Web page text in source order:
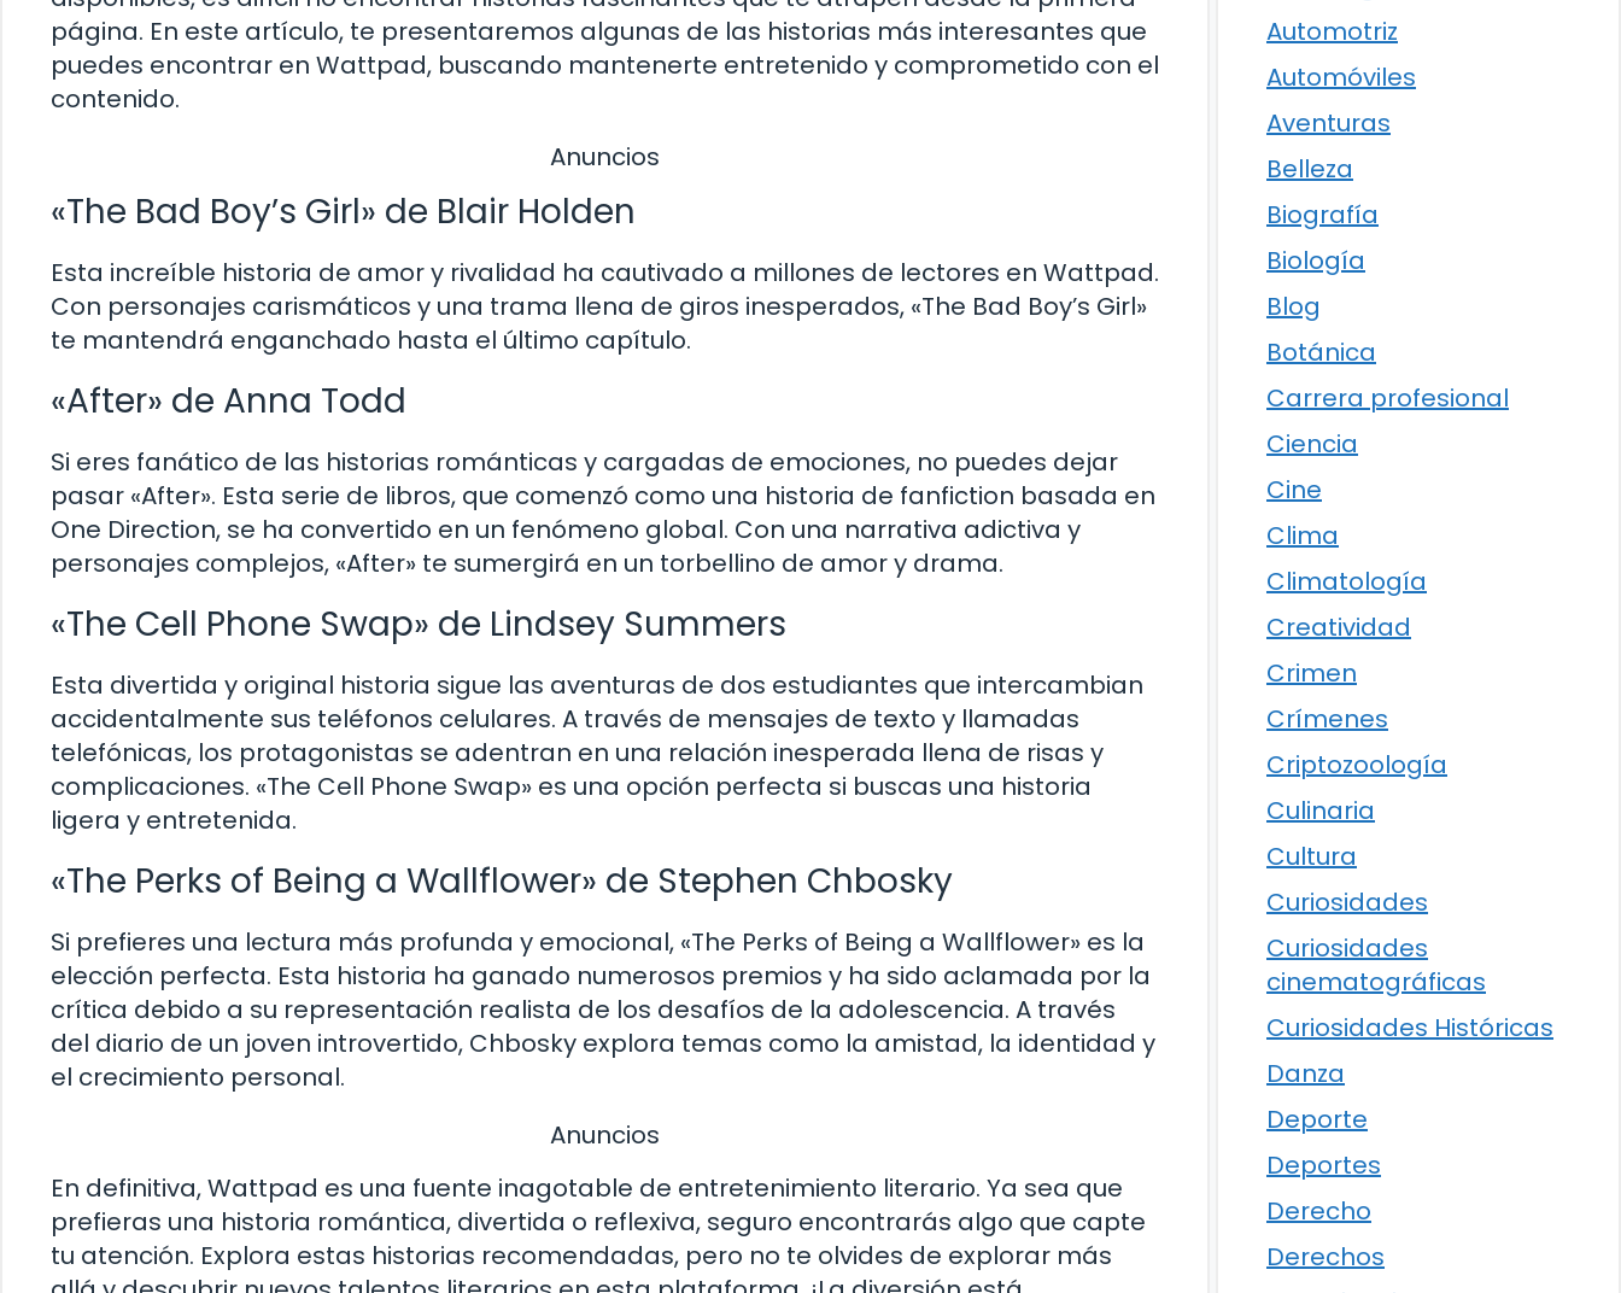
página. En este artículo, te presentaremos algunas de las historias más interesantes que
puedes encontrar en Wattpad, buscando mantenerte entretenido y comprometido con el
contenido.
Anuncios
«The Bad Boy’s Girl» de Blair Holden
Esta increíble historia de amor y rivalidad ha cautivado a millones de lectores en Wattpad.
Con personajes carismáticos y una trama llena de giros inesperados, «The Bad Boy’s Girl»
te mantendrá enganchado hasta el último capítulo.
«After» de Anna Todd
Si eres fanático de las historias románticas y cargadas de emociones, no puedes dejar
pasar «After». Esta serie de libros, que comenzó como una historia de fanfiction basada en
One Direction, se ha convertido en un fenómeno global. Con una narrativa adictiva y
personajes complejos, «After» te sumergirá en un torbellino de amor y drama.
«The Cell Phone Swap» de Lindsey Summers
Esta divertida y original historia sigue las aventuras de dos estudiantes que intercambian
accidentalmente sus teléfonos celulares. A través de mensajes de texto y llamadas
telefónicas, los protagonistas se adentran en una relación inesperada llena de risas y
complicaciones. «The Cell Phone Swap» es una opción perfecta si buscas una historia
ligera y entretenida.
«The Perks of Being a Wallflower» de Stephen Chbosky
Si prefieres una lectura más profunda y emocional, «The Perks of Being a Wallflower» es la
elección perfecta. Esta historia ha ganado numerosos premios y ha sido aclamada por la
crítica debido a su representación realista de los desafíos de la adolescencia. A través
del diario de un joven introvertido, Chbosky explora temas como la amistad, la identidad y
el crecimiento personal.
Anuncios
En definitiva, Wattpad es una fuente inagotable de entretenimiento literario. Ya sea que
prefieras una historia romántica, divertida o reflexiva, seguro encontrarás algo que capte
tu atención. Explora estas historias recomendadas, pero no te olvides de explorar más
Automotriz
Automóviles
Aventuras
Belleza
Biografía
Biología
Blog
Botánica
Carrera profesional
Ciencia
Cine
Clima
Climatología
Creatividad
Crimen
Crímenes
Criptozoología
Culinaria
Cultura
Curiosidades
Curiosidades
cinematográficas
Curiosidades Históricas
Danza
Deporte
Deportes
Derecho
Derechos